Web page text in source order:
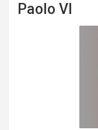
Paolo VI